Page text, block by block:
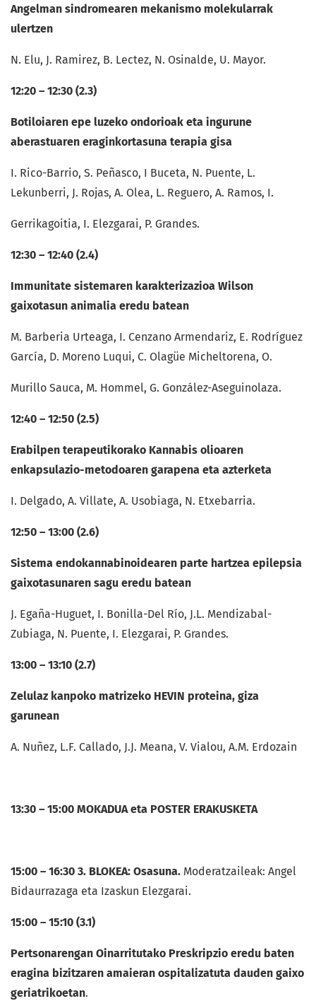
Angelman sindromearen mekanismo molekularrak
ulertzen
N. Elu, J. Ramirez, B. Lectez, N. Osinalde, U. Mayor.
12:20 – 12:30 (2.3)
Botiloiaren epe luzeko ondorioak eta ingurune
aberastuaren eraginkortasuna terapia gisa
I. Rico-Barrio, S. Peñasco, I Buceta, N. Puente, L.
Lekunberri, J. Rojas, A. Olea, L. Reguero, A. Ramos, I.
Gerrikagoitia, I. Elezgarai, P. Grandes.
12:30 – 12:40 (2.4)
Immunitate sistemaren karakterizazioa Wilson
gaixotasun animalia eredu batean
M. Barberia Urteaga, I. Cenzano Armendariz, E. Rodríguez
García, D. Moreno Luqui, C. Olagüe Micheltorena, O.
Murillo Sauca, M. Hommel, G. González-Aseguinolaza.
12:40 – 12:50 (2.5)
Erabilpen terapeutikorako Kannabis olioaren
enkapsulazio-metodoaren garapena eta azterketa
I. Delgado, A. Villate, A. Usobiaga, N. Etxebarria.
12:50 – 13:00 (2.6)
Sistema endokannabinoidearen parte hartzea epilepsia
gaixotasunaren sagu eredu batean
J. Egaña-Huguet, I. Bonilla-Del Río, J.L. Mendizabal-
Zubiaga, N. Puente, I. Elezgarai, P. Grandes.
13:00 – 13:10 (2.7)
Zelulaz kanpoko matrizeko HEVIN proteina, giza
garunean
A. Nuñez, L.F. Callado, J.J. Meana, V. Vialou, A.M. Erdozain
13:30 – 15:00 MOKADUA eta POSTER ERAKUSKETA
15:00 – 16:30 3. BLOKEA: Osasuna. Moderatzaileak: Angel
Bidaurrazaga eta Izaskun Elezgarai.
15:00 – 15:10 (3.1)
Pertsonarengan Oinarritutako Preskripzio eredu baten
eragina bizitzaren amaieran ospitalizatuta dauden gaixo
geriatrikoetan.